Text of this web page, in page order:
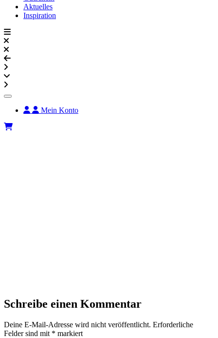
Aktuelles
Inspiration
Mein Konto
Schreibe einen Kommentar
Deine E-Mail-Adresse wird nicht veröffentlicht. Erforderliche
Felder sind mit * markiert